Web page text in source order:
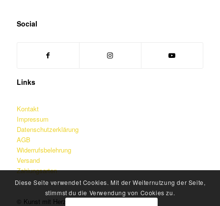
Social
Links
Kontakt
Impressum
Datenschutzerklärung
AGB
Widerrufsbelehrung
Versand
Zahlungsarten
© Kunst mit Herz – Martin Jainz
Diese Seite verwendet Cookies. Mit der Weiternutzung der Seite,
stimmst du die Verwendung von Cookies zu.